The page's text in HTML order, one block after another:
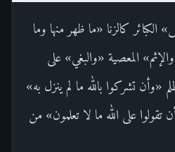
كالزنا «ما ظهر منها وما
المعصية «والبغي» على
«وأن تشركوا بالله ما لم ينزل به»
على الله ما لا تعلمون» من